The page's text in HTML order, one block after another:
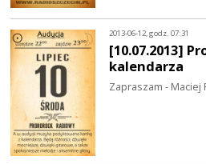
2013-06-12, godz. 07:31
[10.07.2013]
kalendarza
Zapraszam - Maciej